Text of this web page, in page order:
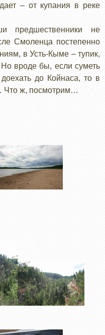
– от купания в реке
предшественники не
Смоленца постепенно
в Усть-Кыме – тупик,
вроде бы, если суметь
до Койнаса, то в
Что ж, посмотрим…